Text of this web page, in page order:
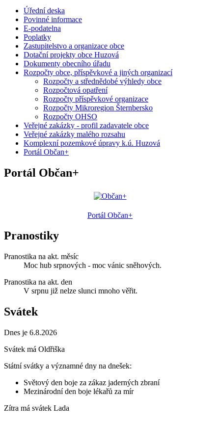
Úřední deska
Povinné informace
E-podatelna
Poplatky
Zastupitelstvo a organizace obce
Dotační projekty obce Huzová
Dokumenty obecního úřadu
Rozpočty obce, příspěvkové a jiných organizací
Rozpočty a střednědobé výhledy obce
Rozpočtová opatření
Rozpočty příspěvkové organizace
Rozpočty Mikroregion Šternbersko
Rozpočty OHSO
Veřejné zakázky - profil zadavatele obce
Veřejné zakázky malého rozsahu
Komplexní pozemkové úpravy k.ú. Huzová
Portál Občan+
Portál Občan+
Portál Občan+
Pranostiky
Pranostika na akt. měsíc
Moc hub srpnových - moc vánic sněhových.
Pranostika na akt. den
V srpnu již nelze slunci mnoho věřit.
Svátek
Dnes je 6.8.2026
Svátek má Oldřiška
Státní svátky a významné dny na dnešek:
Světový den boje za zákaz jaderných zbraní
Mezinárodní den boje lékařů za mír
Zítra má svátek Lada